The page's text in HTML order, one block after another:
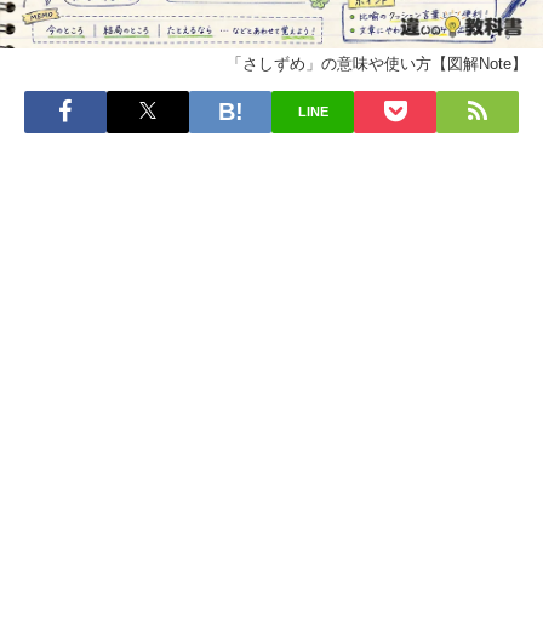
「さしずめ」の意味や使い方【図解Note】
LINE